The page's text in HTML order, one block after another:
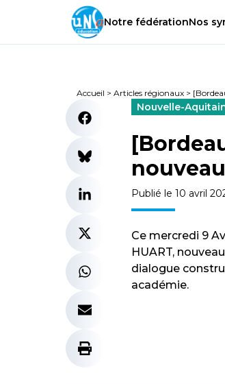
Notre fédérationNos
Accueil > Articles régionaux >
Nouvelle-
Publié le 10 avril
Ce mercredi 9
HUART,
dialogue
académie.